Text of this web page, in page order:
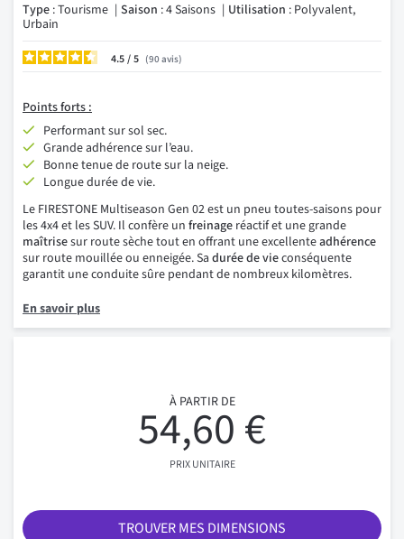
Type : Tourisme Saison : 4 Saisons Utilisation : Polyvalent,
Urbain
4.5/ 90avis
Pointsforts :
Performant sur sol sec.
Grande adhérence sur l’eau.
Bonne tenue de route sur la neige.
Longue durée de vie.
Le FIRESTONE Multiseason Gen 02 est un pneu toutes-saisons pour
les 4x4 et les SUV. Il confère un freinage réactif et une grande
maîtrisesur route sèche tout en offrant une excellenteadhérence
sur route mouillée ou enneigée. Sa durée de vieconséquente
garantit une conduite sûre pendant de nombreux kilomètres.
En savoir plus
À PARTIR DE
54,60 €
PRIX UNITAIRE
TROUVER MES DIMENSIONS